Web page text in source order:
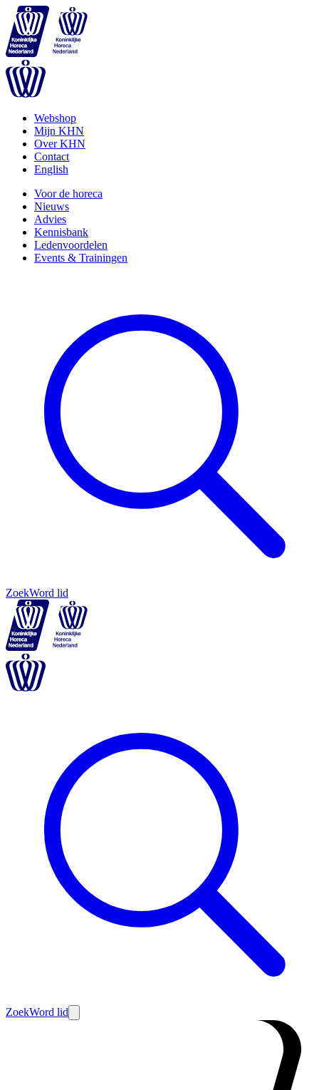
Webshop
Mijn KHN
Over KHN
Contact
English
Voor de horeca
Nieuws
Advies
Kennisbank
Ledenvoordelen
Events & Trainingen
ZoekWord lid
ZoekWord lid